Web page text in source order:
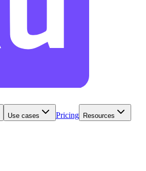
Use cases Pricing Resources